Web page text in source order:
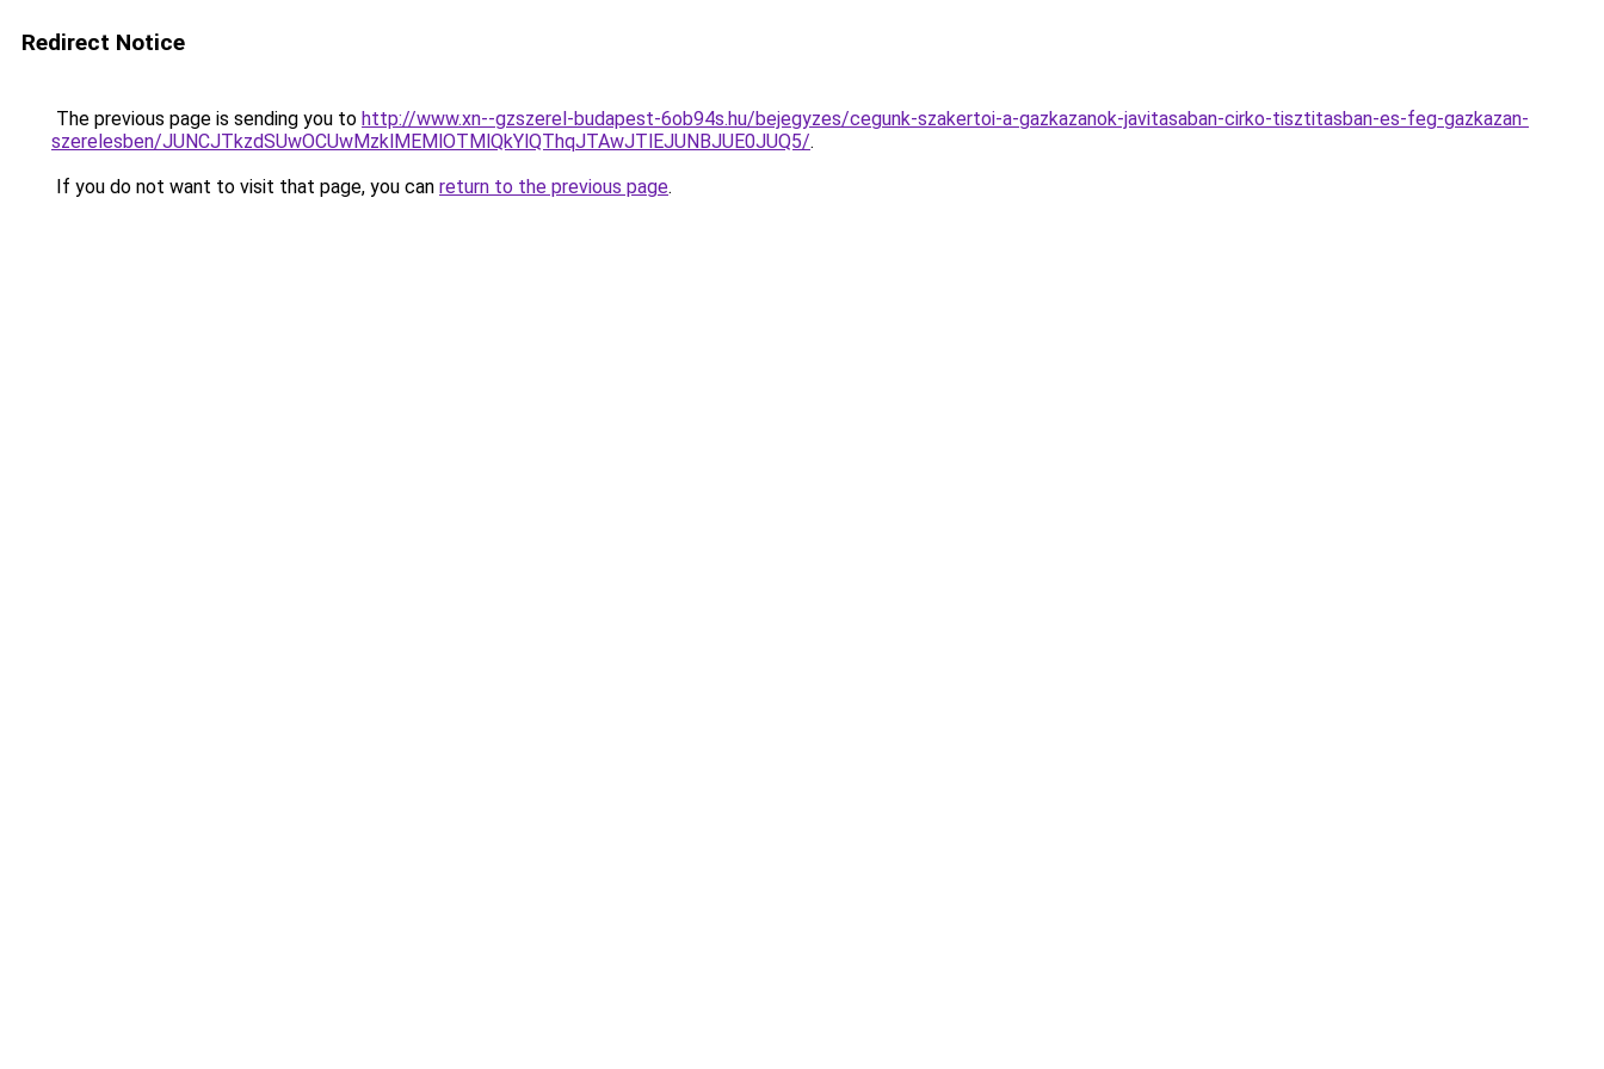
Redirect Notice
The previous page is sending you to http://www.xn--gzszerel-budapest-6ob94s.hu/bejegyzes/cegunk-szakertoi-a-gazkazanok-javitasaban-cirko-tisztitasban-es-feg-gazkazan-
szerelesben/JUNCJTkzdSUwOCUwMzklMEMlOTMlQkYlQThqJTAwJTlEJUNBJUE0JUQ5/.
If you do not want to visit that page, you can return to the previous page.